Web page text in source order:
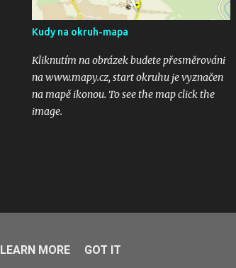
těchto stránkých. Dík. A jak se líbily Zatáčky
vám? Pište do komentářů...
Kudy na okruh-mapa
Kliknutím na obrázek budete přesměrováni
na www.mapy.cz, start okruhu je vyznačen
na mapě ikonou. To see the map click the
image.
LEARN MORE GOT IT